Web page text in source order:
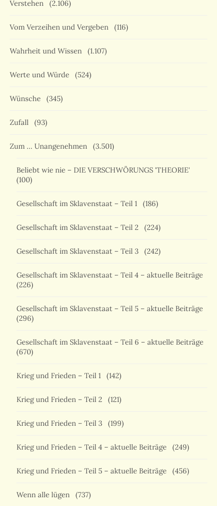
Verstehen (2.106)
Vom Verzeihen und Vergeben (116)
Wahrheit und Wissen (1.107)
Werte und Würde (524)
Wünsche (345)
Zufall (93)
Zum … Unangenehmen (3.501)
Beliebt wie nie – DIE VERSCHWÖRUNGS 'THEORIE'
(100)
Gesellschaft im Sklavenstaat – Teil 1 (186)
Gesellschaft im Sklavenstaat – Teil 2 (224)
Gesellschaft im Sklavenstaat – Teil 3 (242)
Gesellschaft im Sklavenstaat – Teil 4 – aktuelle Beiträge
(226)
Gesellschaft im Sklavenstaat – Teil 5 – aktuelle Beiträge
(296)
Gesellschaft im Sklavenstaat – Teil 6 – aktuelle Beiträge
(670)
Krieg und Frieden – Teil 1 (142)
Krieg und Frieden – Teil 2 (121)
Krieg und Frieden – Teil 3 (199)
Krieg und Frieden – Teil 4 – aktuelle Beiträge (249)
Krieg und Frieden – Teil 5 – aktuelle Beiträge (456)
Wenn alle lügen (737)